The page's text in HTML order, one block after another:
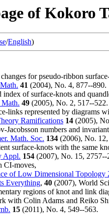
of Kokoro
/English)
for pseudo-ribbon
41 (2004), No. 4, 877--890.
index of surface-knots and
49 (2005), No. 2, 517--522.
links represented by diagrams
Ramifications 14 (2005),
Jacobsson numbers and
Math. Soc. 134 (2006), No.
surface-knots with the same
Appl. 154 (2007), No. 15, 2757--
CI-moves,
of Low Dimensional Topology
Everything, 40 (2007), World
regions of knot and link
with Colin Adams and Reiko
15 (2011), No. 4, 549--563.